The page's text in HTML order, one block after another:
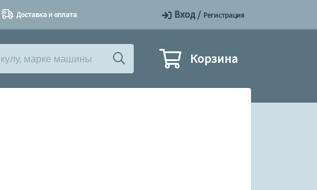
Вход / Регистрация
Доставка и оплата
Корзина